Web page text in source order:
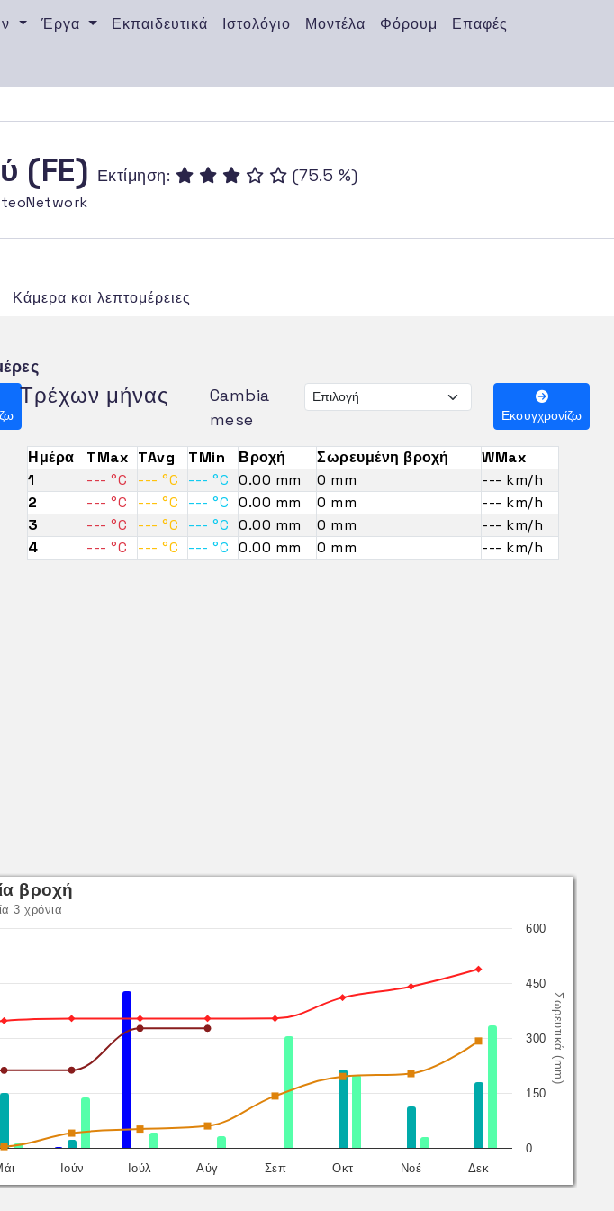
Έργα Εκπαιδευτικά Ιστολόγιο Μοντέλα Φόρουμ
Επαφές
(FE) Εκτίμηση: (75.5 %)
Κάμερα και λεπτομέρειες
Τρέχων μήνας
Cambia
mese
Εκσυγχρονίζω
Ημέρα TMax TAvg TMin Βροχή Σωρευμένη βροχή
WMax
1
--- °C --- °C --- °C 0.00 mm 0 mm
--- km/h
2
--- °C --- °C --- °C 0.00 mm 0 mm
--- km/h
3
--- °C --- °C --- °C 0.00 mm 0 mm
--- km/h
4
--- °C --- °C --- °C 0.00 mm 0 mm --- km/h
Σωρευτικά (mm)
βροχή
3 χρόνια
Ιούν Ιούλ Αύγ Σεπ Οκτ Νοέ Δεκ
0
150
300
450
600